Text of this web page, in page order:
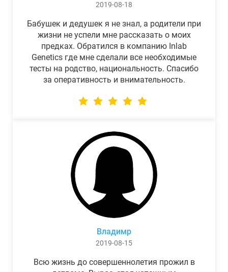
2019-08-18
Бабушек и дедушек я не знал, а родители при
жизни не успели мне рассказать о моих
предках. Обратился в компанию Inlab
Genetics где мне сделали все необходимые
тесты на родство, национальность. Спасибо
за оперативность и внимательность.
Владимр
2019-08-15
Всю жизнь до совершеннолетия прожил в